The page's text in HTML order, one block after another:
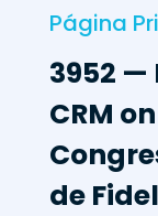
Página
3952 —
CRM
de